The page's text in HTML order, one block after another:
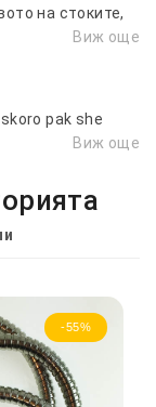
на стоките,
Виж още
pak she
Виж още
-55%